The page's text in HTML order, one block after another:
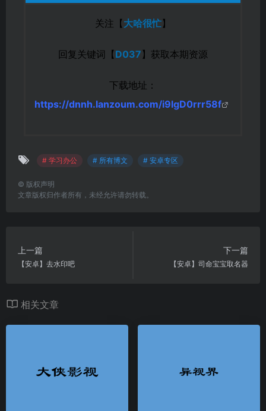
关注【大哈很忙】
回复关键词【D037】获取本期资源
下载地址：
https://dnnh.lanzoum.com/i9lgD0rrr58f
# 学习办公 # 所有博文 # 安卓专区
© 版权声明
文章版权归作者所有，未经允许请勿转载。
上一篇
【安卓】去水印吧
下一篇
【安卓】司命宝宝取名器
相关文章